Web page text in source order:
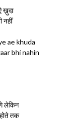
ख़ुदा
नहीं
ae khuda
bhi nahin
लेकिन
तक